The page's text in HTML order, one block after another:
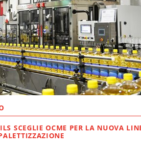
SCEGLIE OCME PER LA NUOVA